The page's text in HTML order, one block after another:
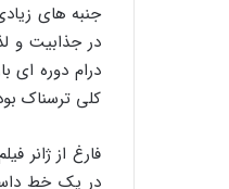
جنبه های
در جذابیت و
درام دوره ای
کلی ترسناک
فارغ از ژانر
در یک خط